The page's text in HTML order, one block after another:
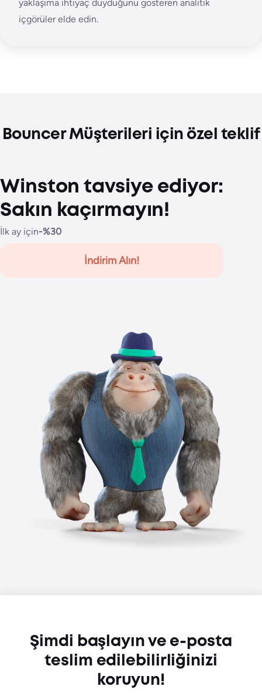
yaklaşıma ihtiyaç duyduğunu gösteren analitik
içgörüler elde edin.
Bouncer Müşterileri için özel teklif
Winston tavsiye ediyor:
Sakın kaçırmayın!
İlk ay için-%30
İndirim Alın!
Şimdi başlayın ve e-posta
teslim edilebilirliğinizi
koruyun!